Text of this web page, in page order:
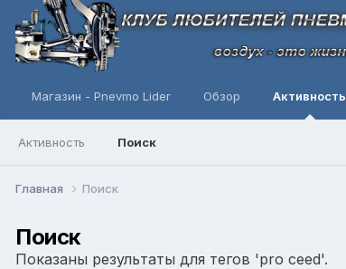
Магазин - Pnevmo Lider Обзор Активность
Активность Поиск
Главная Поиск
Поиск
Показаны результаты для тегов 'pro ceed'.